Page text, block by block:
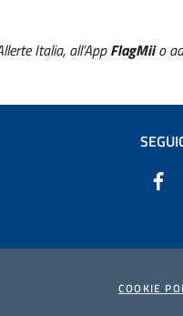
Italia, all’AppFlagMiio
COOKIE